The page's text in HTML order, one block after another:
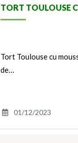
TORT TOULOUSE
Tort Toulouse cu
de…
01/12/2023